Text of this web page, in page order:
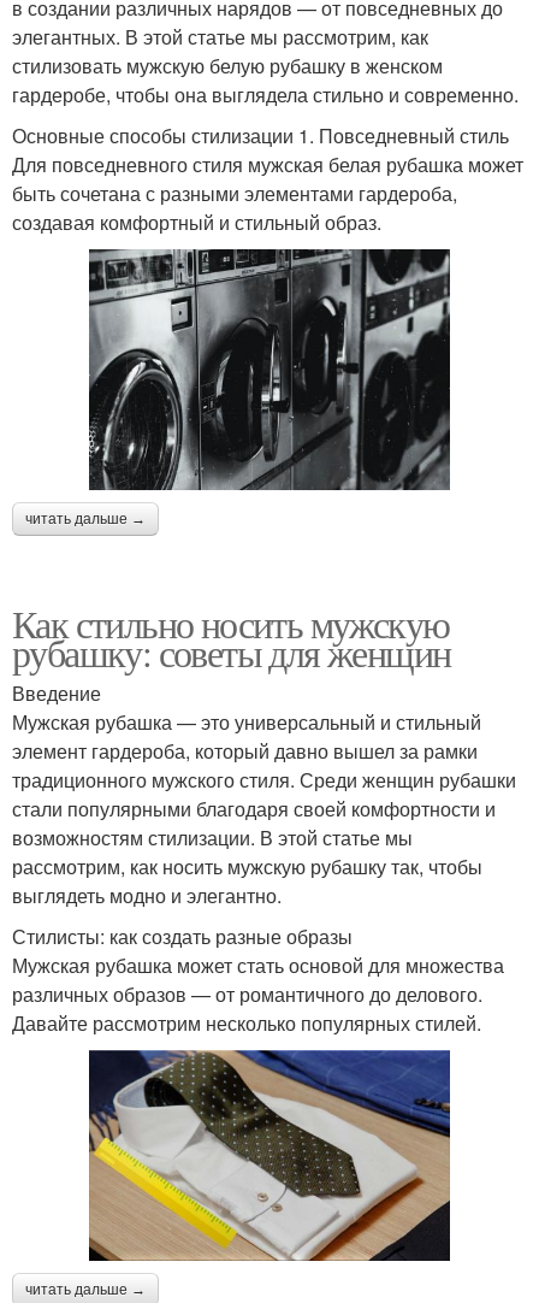
в создании различных нарядов — от повседневных до
элегантных. В этой статье мы рассмотрим, как
стилизовать мужскую белую рубашку в женском
гардеробе, чтобы она выглядела стильно и современно.
Основные способы стилизации 1. Повседневный стиль
Для повседневного стиля мужская белая рубашка может
быть сочетана с разными элементами гардероба,
создавая комфортный и стильный образ.
читать дальше →
Как стильно носить мужскую
рубашку: советы для женщин
Введение
Мужская рубашка — это универсальный и стильный
элемент гардероба, который давно вышел за рамки
традиционного мужского стиля. Среди женщин рубашки
стали популярными благодаря своей комфортности и
возможностям стилизации. В этой статье мы
рассмотрим, как носить мужскую рубашку так, чтобы
выглядеть модно и элегантно.
Стилисты: как создать разные образы
Мужская рубашка может стать основой для множества
различных образов — от романтичного до делового.
Давайте рассмотрим несколько популярных стилей.
читать дальше →